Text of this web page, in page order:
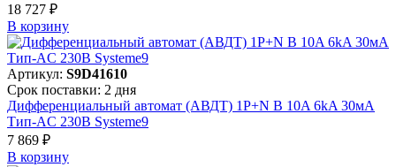
18 727 ₽
В корзинy
Артикул: S9D41610
Срок поставки: 2 дня
Дифференциальный автомат (АВДТ) 1P+N B 10A 6kA 30мА
Тип-AC 230В Systeme9
7 869 ₽
В корзинy